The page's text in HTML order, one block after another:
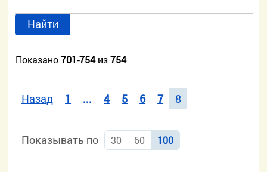
Найти
Показано701-754из754
Назад 1 ... 4 5 6 7 8
Показывать по 30 60 100